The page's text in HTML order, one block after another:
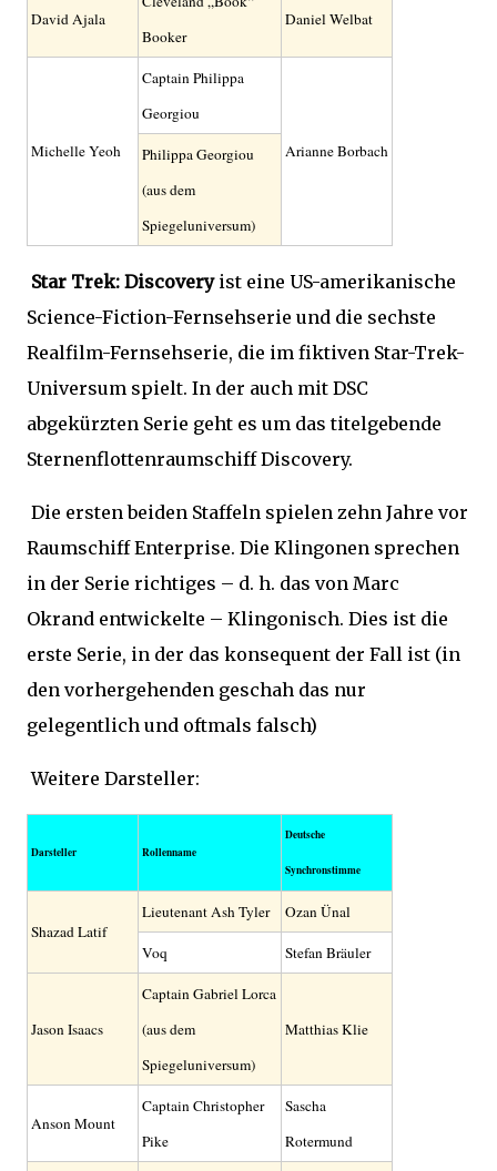
David Ajala
Booker
Daniel Welbat
Michelle Yeoh
Captain Philippa
Georgiou
Arianne Borbach
Philippa Georgiou
(aus dem
Spiegeluniversum)
Star Trek: Discoveryist eine US-amerikanische
Science-Fiction-Fernsehserie und die sechste
Realfilm-Fernsehserie, die im fiktiven Star-Trek-
Universum spielt. In der auch mit DSC
abgekürzten Serie geht es um das titelgebende
Sternenflottenraumschiff Discovery.
Die ersten beiden Staffeln spielen zehn Jahre vor
Raumschiff Enterprise. Die Klingonen sprechen
in der Serie richtiges – d. h. das von Marc
Okrand entwickelte – Klingonisch. Dies ist die
erste Serie, in der das konsequent der Fall ist (in
den vorhergehenden geschah das nur
gelegentlich und oftmals falsch)
Weitere Darsteller:
Darsteller Rollenname
Deutsche
Synchronstimme
Shazad Latif
Lieutenant Ash Tyler Ozan Ünal
Voq Stefan Bräuler
Jason Isaacs
Captain Gabriel Lorca
(aus dem
Spiegeluniversum)
Matthias Klie
Anson Mount
Captain Christopher
Pike
Sascha
Rotermund